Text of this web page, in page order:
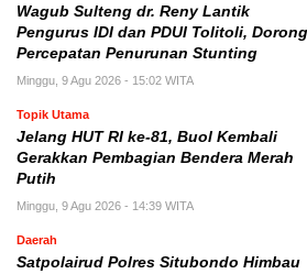
Wagub Sulteng dr. Reny Lantik
Pengurus IDI dan PDUI Tolitoli, Dorong
Percepatan Penurunan Stunting
Minggu, 9 Agu 2026 - 15:02 WITA
Topik Utama
Jelang HUT RI ke-81, Buol Kembali
Gerakkan Pembagian Bendera Merah
Putih
Minggu, 9 Agu 2026 - 14:39 WITA
Daerah
Satpolairud Polres Situbondo Himbau